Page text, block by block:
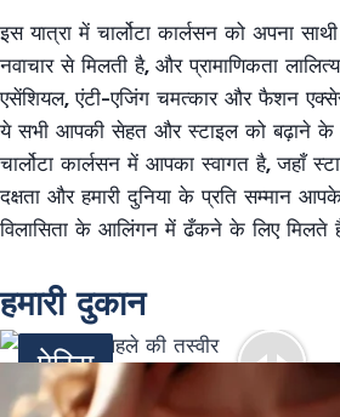
इस यात्रा में चार्लोटा कार्लसन को अपना
नवाचार से मिलती है, और प्रामाणिकता
एसेंशियल, एंटी-एजिंग चमत्कार और फैशन
ये सभी आपकी सेहत और स्टाइल को बढ़ाने के
चार्लोटा कार्लसन में आपका स्वागत है, जहाँ
दक्षता और हमारी दुनिया के प्रति सम्मान
विलासिता के आलिंगन में ढँकने के लिए मिलते
हमारी दुकान
पेरिस